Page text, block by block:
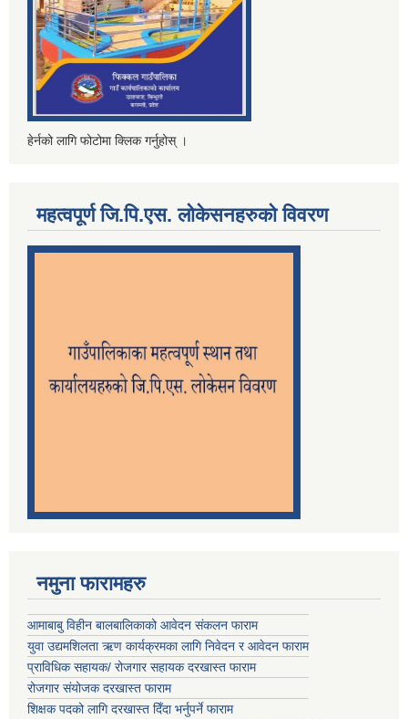
हेर्नको लागि फोटोमा क्लिक गर्नुहोस् ।
महत्वपूर्ण जि.पि.एस. लोकेसनहरुको विवरण
नमुना फारामहरु
आमाबाबु विहीन बालबालिकाको आवेदन संकलन फाराम
युवा उद्यमशिलता ऋण कार्यक्रमका लागि निवेदन र आवेदन फाराम
प्राविधिक सहायक/ रोजगार सहायक दरखास्त फाराम
रोजगार संयोजक दरखास्त फाराम
शिक्षक पदको लागि दरखास्त दिँदा भर्नुपर्ने फाराम